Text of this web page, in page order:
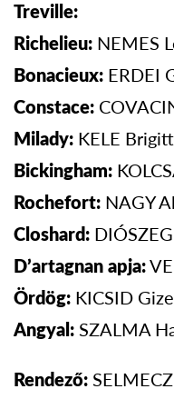
Treville:
Richelieu: NEMES
Bonacieux: ERDEI
Constace:
Milady: KELE
Bickingham:
Rochefort: NAGY
Closhard:
D’artagnan apja:
Ördög: KICSID
Angyal: SZALMA
Rendező: